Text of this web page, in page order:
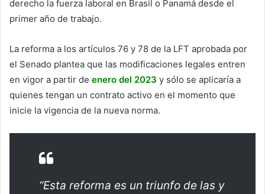
derecho la fuerza laboral en Brasil o Panamá desde el
primer año de trabajo.
La reforma a los artículos 76 y 78 de la LFT aprobada por
el Senado plantea que las modificaciones legales entren
en vigor a partir de enero del 2023 y sólo se aplicaría a
quienes tengan un contrato activo en el momento que
inicie la vigencia de la nueva norma.
“Esta reforma es un triunfo de las y